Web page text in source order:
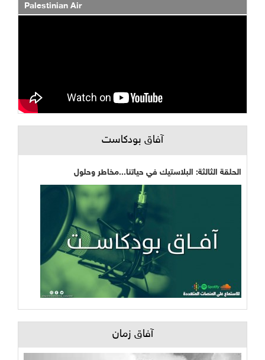
Palestinian Air
آفاق بودكاست
الحلقة الثالثة: البلاستيك في حياتنا...مخاطر وحلول
آفاق زمان